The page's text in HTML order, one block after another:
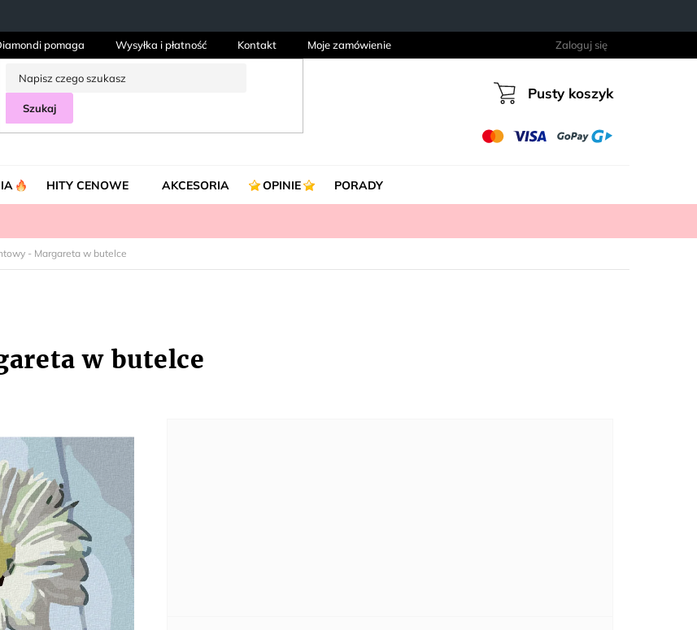
pomaga Wysyłka i płatność Kontakt Moje zamówienie Zaloguj się
Szukaj Koszyk
Pusty koszyk
HITY CENOWE AKCESORIA OPINIE PORADY
- Margareta w butelce
w butelce